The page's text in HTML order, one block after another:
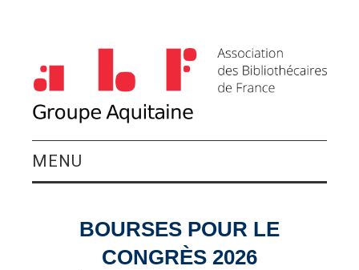
MENU
ACTIVITÉS DU
BOURSES POUR LE
CONGRÈS 2026